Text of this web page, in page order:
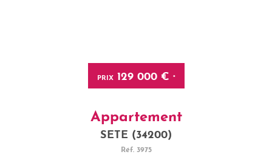
PRIX129 000 € *
Appartement
SETE (34200)
Réf. 3975